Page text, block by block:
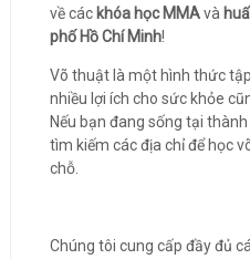
về các khóa học MMAvà
phố Hồ Chí Minh!
Võ thuật là một hình thức
nhiều lợi ích cho sức khỏe
Nếu bạn đang sống tại
tìm kiếm các địa chỉ để học
chỗ.
Chúng tôi cung cấp đầy đủ